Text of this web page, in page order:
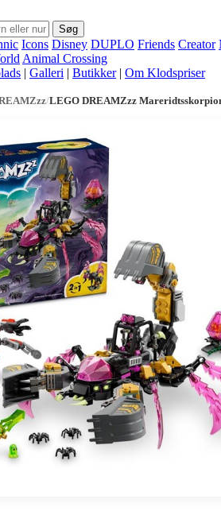
Søg
Icons Disney DUPLO Friends Creator
Animal Crossing
| Galleri | Butikker | Om Klodspriser
/LEGO DREAMZzz